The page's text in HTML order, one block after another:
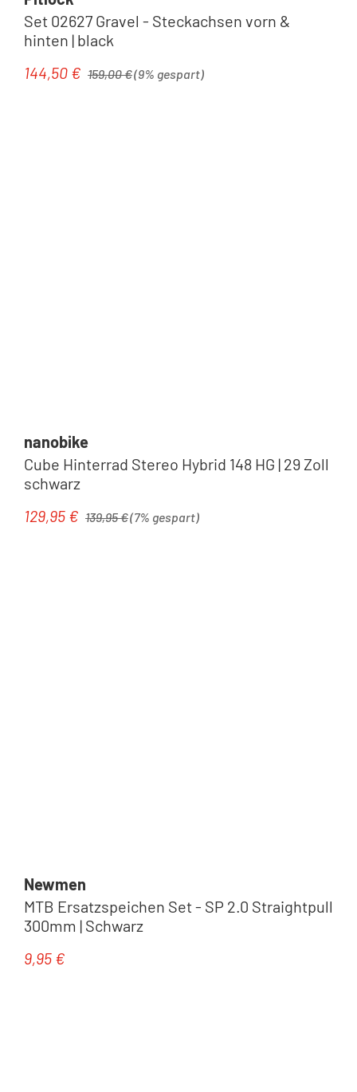
Set 02627 Gravel - Steckachsen vorn &
hinten | black
Verkaufspreis:
144,50 € Regulärer Preis:
159,00 €(9% gespart)
nanobike
Cube Hinterrad Stereo Hybrid 148 HG | 29 Zoll
schwarz
Verkaufspreis:
129,95 € 139,95 €(7% gespart)
Newmen
MTB Ersatzspeichen Set - SP 2.0 Straightpull
300mm | Schwarz
Regulärer Preis:
9,95 €